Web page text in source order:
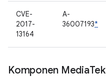
CVE-
2017-
13164
A-
36007193*
Komponen MediaTek